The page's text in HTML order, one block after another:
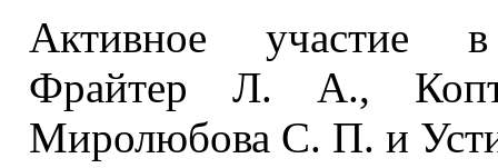
Активное участие
Фрайтер Л. А.,
Миролюбова С. П. и